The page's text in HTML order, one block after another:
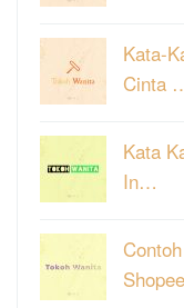
Kata-
Cinta
Kata
In…
Shopee